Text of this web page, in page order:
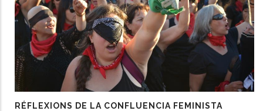
RÉFLEXIONS DE LA CONFLUENCIA FEMINISTA